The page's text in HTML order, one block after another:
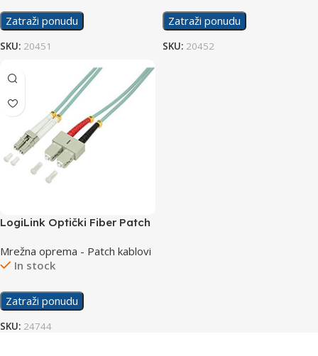
Zatraži ponudu
SKU: 20451
Zatraži ponudu
SKU: 20452
LogiLink Optički Fiber Patch
FP3LS00
Mrežna oprema - Patch kablovi
In stock
Zatraži ponudu
SKU: 24744